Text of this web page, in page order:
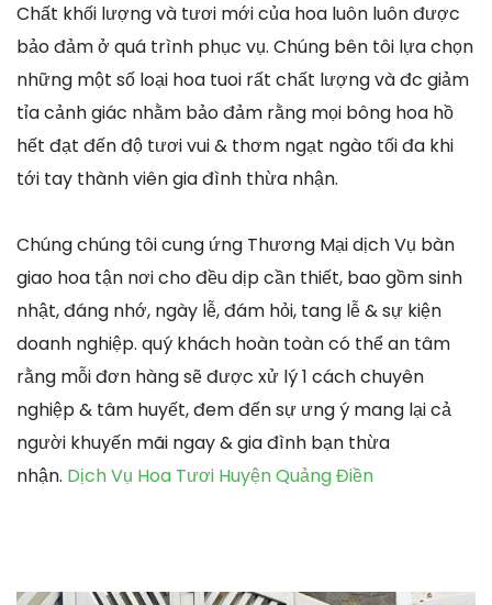
Chất khối lượng và tươi mới của hoa luôn luôn được
bảo đảm ở quá trình phục vụ. Chúng bên tôi lựa chọn
những một số loại hoa tuoi rất chất lượng và đc giảm
tỉa cảnh giác nhằm bảo đảm rằng mọi bông hoa hồ
hết đạt đến độ tươi vui & thơm ngạt ngào tối đa khi
tới tay thành viên gia đình thừa nhận.
Chúng chúng tôi cung ứng Thương Mại dịch Vụ bàn
giao hoa tận nơi cho đều dịp cần thiết, bao gồm sinh
nhật, đáng nhớ, ngày lễ, đám hỏi, tang lễ & sự kiện
doanh nghiệp. quý khách hoàn toàn có thể an tâm
rằng mỗi đơn hàng sẽ được xử lý 1 cách chuyên
nghiệp & tâm huyết, đem đến sự ưng ý mang lại cả
người khuyến mãi ngay & gia đình bạn thừa
nhận. Dịch Vụ Hoa Tươi Huyện Quảng Điền